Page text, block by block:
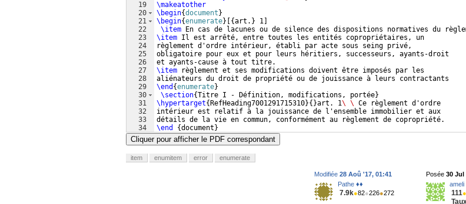
19
20
21
22
23
24
25
26
27
28
29
30
31
32
33
34
\makeatother
\begin{document }
\begin{enumerate} [{art. } 1
\item En cas de lacunes ou de silence des dispositions normatives du
\item Il est arrêté, entre toutes les entités copropriétaires, un
règlement d'ordre intérieur, établi par acte sous seing privé,
obligatoire pour eux et pour leurs héritiers, successeurs, ayants-droit
et ayants-cause à tout titre.
\item règlement et ses modifications doivent être imposés par les
aliénateurs du droit de propriété ou de jouissance à leurs contractants
\end {enumerate}
\section{Titre I - Définition, modifications, portée}
\hypertarget{ RefHeading7001291715310}{ }art. 1\ \ Ce règlement d'ordre
intérieur est relatif à la jouissance de l'ensemble immobilier et aux
détails de la vie en commun, conformément au règlement de copropriété.
\end
{document }
Cliquer pour afficher le PDF correspondant
item enumitem error enumerate
Posée 30 Jul
ameli
111●
Modifiée 28 Aoû '17, 01:41
Pathe ♦♦
7.9k●82●226●272